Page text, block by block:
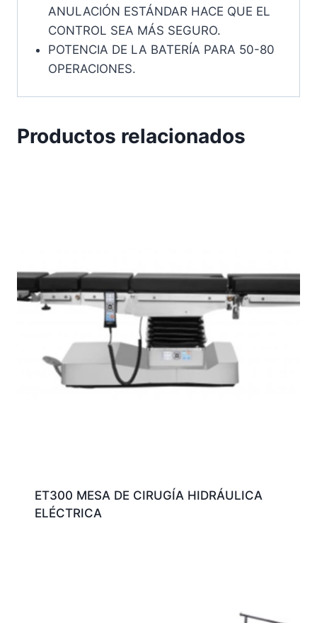
ANULACIÓN ESTÁNDAR HACE QUE EL
CONTROL SEA MÁS SEGURO.
POTENCIA DE LA BATERÍA PARA 50-80
OPERACIONES.
Productos relacionados
ET300 MESA DE CIRUGÍA HIDRÁULICA
ELÉCTRICA